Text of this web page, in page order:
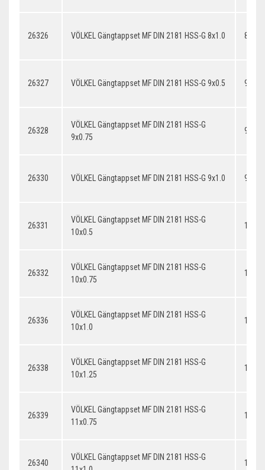
26326 VÖLKEL Gängtappset MF DIN 2181 HSS-G 8x1.0 8x1.0
26327 VÖLKEL Gängtappset MF DIN 2181 HSS-G 9x0.5 9x0.5
26328
VÖLKEL Gängtappset MF DIN 2181 HSS-G
9x0.75
26330 VÖLKEL Gängtappset MF DIN 2181 HSS-G 9x1.0 9x1.0
26331
VÖLKEL Gängtappset MF DIN 2181 HSS-G
10x0.5
26332
VÖLKEL Gängtappset MF DIN 2181 HSS-G
10x0.75
26336
VÖLKEL Gängtappset MF DIN 2181 HSS-G
10x1.0
26338
VÖLKEL Gängtappset MF DIN 2181 HSS-G
10x1.25
26339
VÖLKEL Gängtappset MF DIN 2181 HSS-G
11x0.75
26340
VÖLKEL Gängtappset MF DIN 2181 HSS-G